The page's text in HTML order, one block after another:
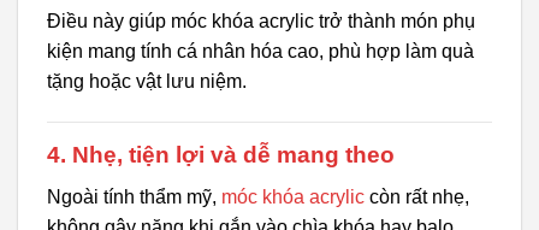
Điều này giúp móc khóa acrylic trở thành món phụ
kiện mang tính cá nhân hóa cao, phù hợp làm quà
tặng hoặc vật lưu niệm.
4. Nhẹ, tiện lợi và dễ mang theo
Ngoài tính thẩm mỹ, móc khóa acrylic còn rất nhẹ,